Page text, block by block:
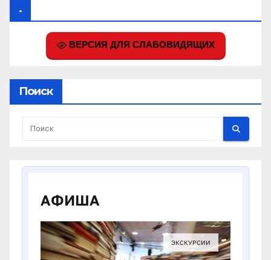
.
ВЕРСИЯ ДЛЯ СЛАБОВИДЯЩИХ
Поиск